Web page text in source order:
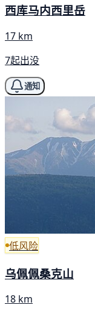
西库马内西里岳
17 km
7起出没
通知
低风险
乌佩佩桑克山
18 km